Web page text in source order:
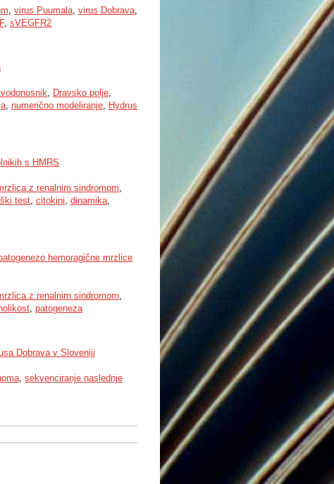
, virus Puumala, virus Dobrava,
, sVEGFR2
, Dravsko polje,
, numerično modeliranje, Hydrus
s HMRS
z renalnim sindromom,
test, citokini, dinamika,
hemoragične mrzlice
z renalnim sindromom,
, patogeneza
Dobrava v Sloveniji
, sekvenciranje naslednje